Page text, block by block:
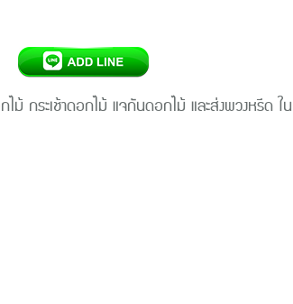
ระเช้าดอกไม้ แจกันดอกไม้ และส่งพวงหรีด ใ